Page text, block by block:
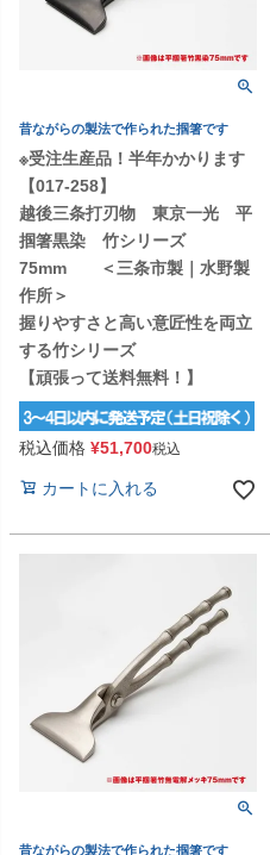
昔ながらの製法で作られた掴箸です
※受注生産品！半年かかります
【017-258】
越後三条打刃物 東京一光 平
掴箸黒染 竹シリーズ
75mm ＜三条市製｜水野製
作所＞
握りやすさと高い意匠性を両立
する竹シリーズ
【頑張って送料無料！】
税込価格 ¥51,700税込
カートに入れる
昔ながらの製法で作られた掴箸です